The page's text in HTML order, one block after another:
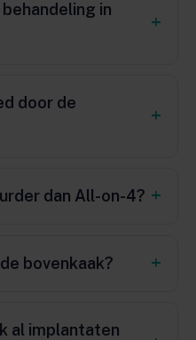
in
door de
dan All-on-4?
bovenkaak?
al implantaten